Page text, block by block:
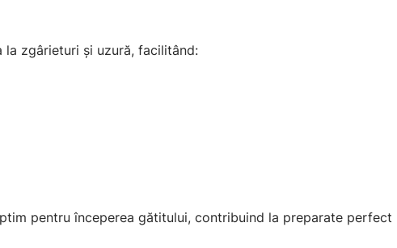
zgârieturi și uzură, facilitând:
pentru începerea gătitului, contribuind la preparate